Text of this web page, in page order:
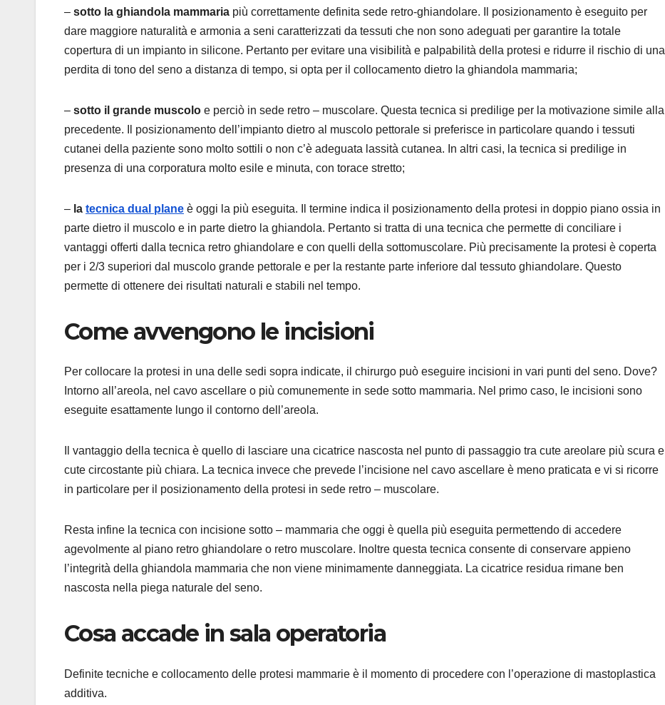
– sotto la ghiandola mammaria più correttamente definita sede retro-ghiandolare. Il posizionamento è eseguito per
dare maggiore naturalità e armonia a seni caratterizzati da tessuti che non sono adeguati per garantire la totale
copertura di un impianto in silicone. Pertanto per evitare una visibilità e palpabilità della protesi e ridurre il rischio di una
perdita di tono del seno a distanza di tempo, si opta per il collocamento dietro la ghiandola mammaria;
– sotto il grande muscolo e perciò in sede retro – muscolare. Questa tecnica si predilige per la motivazione simile alla
precedente. Il posizionamento dell’impianto dietro al muscolo pettorale si preferisce in particolare quando i tessuti
cutanei della paziente sono molto sottili o non c’è adeguata lassità cutanea. In altri casi, la tecnica si predilige in
presenza di una corporatura molto esile e minuta, con torace stretto;
– la tecnica dual plane è oggi la più eseguita. Il termine indica il posizionamento della protesi in doppio piano ossia in
parte dietro il muscolo e in parte dietro la ghiandola. Pertanto si tratta di una tecnica che permette di conciliare i
vantaggi offerti dalla tecnica retro ghiandolare e con quelli della sottomuscolare. Più precisamente la protesi è coperta
per i 2/3 superiori dal muscolo grande pettorale e per la restante parte inferiore dal tessuto ghiandolare. Questo
permette di ottenere dei risultati naturali e stabili nel tempo.
Come avvengono le incisioni
Per collocare la protesi in una delle sedi sopra indicate, il chirurgo può eseguire incisioni in vari punti del seno. Dove?
Intorno all’areola, nel cavo ascellare o più comunemente in sede sotto mammaria. Nel primo caso, le incisioni sono
eseguite esattamente lungo il contorno dell’areola.
Il vantaggio della tecnica è quello di lasciare una cicatrice nascosta nel punto di passaggio tra cute areolare più scura e
cute circostante più chiara. La tecnica invece che prevede l’incisione nel cavo ascellare è meno praticata e vi si ricorre
in particolare per il posizionamento della protesi in sede retro – muscolare.
Resta infine la tecnica con incisione sotto – mammaria che oggi è quella più eseguita permettendo di accedere
agevolmente al piano retro ghiandolare o retro muscolare. Inoltre questa tecnica consente di conservare appieno
l’integrità della ghiandola mammaria che non viene minimamente danneggiata. La cicatrice residua rimane ben
nascosta nella piega naturale del seno.
Cosa accade in sala operatoria
Definite tecniche e collocamento delle protesi mammarie è il momento di procedere con l’operazione di mastoplastica
additiva.